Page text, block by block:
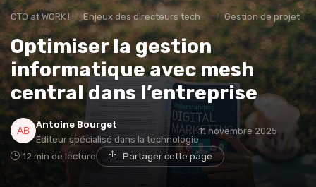
CTO at WORK ! Enjeux des directeurs techniques Gestion de projet
Optimiser la gestion
informatique avec mesh
central dans l’entreprise
Antoine Bourget
Editeur spécialisé dans la technologie
11 novembre 2025
12 min de lecture Partager cette page